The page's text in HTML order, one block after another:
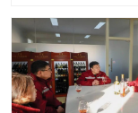
瓶，上涨 15元